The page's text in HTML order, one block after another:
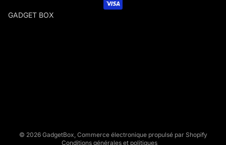
GADGET BOX
© 2026 GadgetBox, Commerce électronique propulsé par Shopify
Conditions générales et politiques